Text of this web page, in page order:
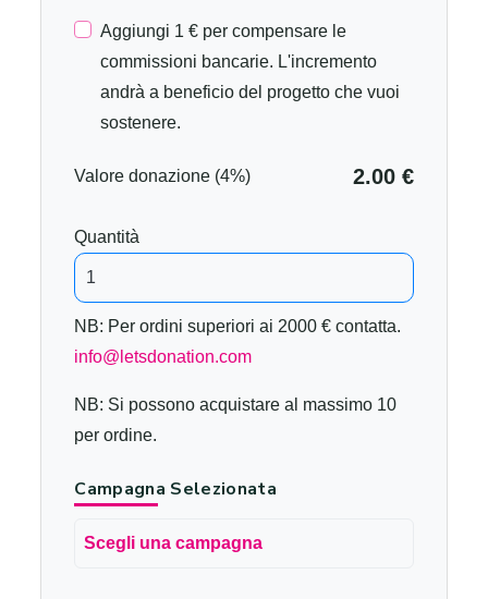
Aggiungi 1 € per compensare le
commissioni bancarie. L'incremento
andrà a beneficio del progetto che vuoi
sostenere.
Valore donazione (4%) 2.00 €
Quantità
NB: Per ordini superiori ai 2000 € contatta.
info@letsdonation.com
NB: Si possono acquistare al massimo 10
per ordine.
Campagna Selezionata
Scegli una campagna